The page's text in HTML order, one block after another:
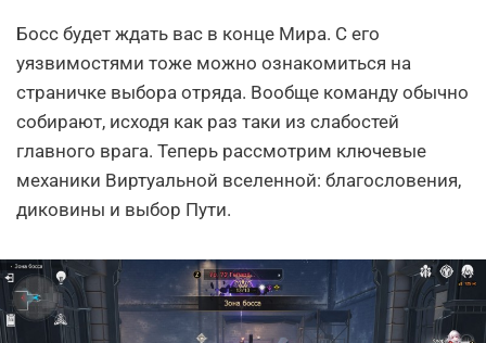
Босс будет ждать вас в конце Мира. С его
уязвимостями тоже можно ознакомиться на
страничке выбора отряда. Вообще команду обычно
собирают, исходя как раз таки из слабостей
главного врага. Теперь рассмотрим ключевые
механики Виртуальной вселенной: благословения,
диковины и выбор Пути.